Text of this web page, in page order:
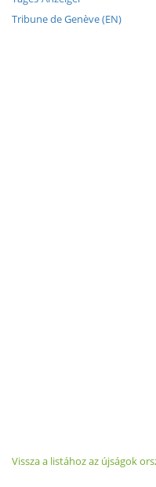
Tribune de Genève (EN)
Vissza a listához az újságok